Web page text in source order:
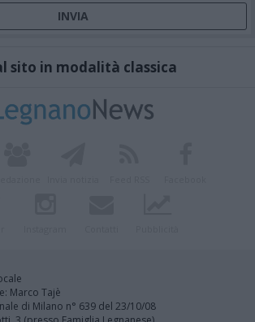
sito in modalità classica
Marco Tajè
di Milano n° 639 del 23/10/08